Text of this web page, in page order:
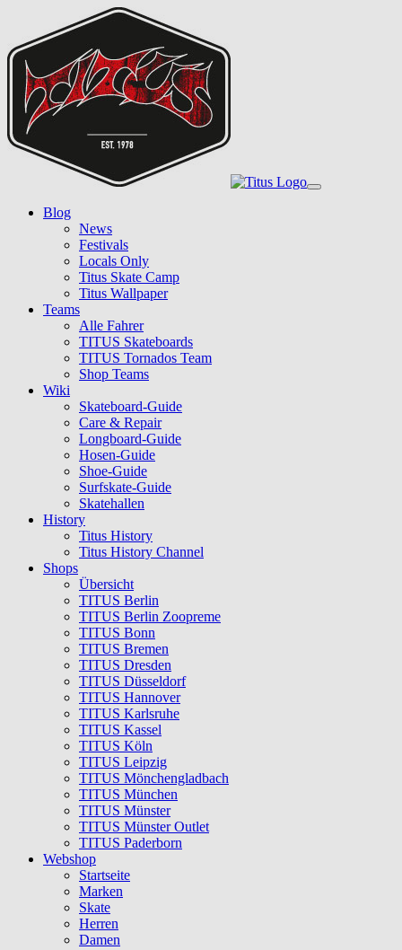
main
content
Toggle
Blog
News
Festivals
Locals Only
Titus Skate Camp
Titus Wallpaper
Teams
Alle Fahrer
TITUS Skateboards
TITUS Tornados Team
Shop Teams
Wiki
Skateboard-Guide
Care & Repair
Longboard-Guide
Hosen-Guide
Shoe-Guide
Surfskate-Guide
Skatehallen
History
Titus History
Titus History Channel
Shops
Übersicht
TITUS Berlin
TITUS Berlin Zoopreme
TITUS Bonn
TITUS Bremen
TITUS Dresden
TITUS Düsseldorf
TITUS Hannover
TITUS Karlsruhe
TITUS Kassel
TITUS Köln
TITUS Leipzig
TITUS Mönchengladbach
TITUS München
TITUS Münster
TITUS Münster Outlet
TITUS Paderborn
Webshop
Startseite
Marken
Skate
Herren
Damen